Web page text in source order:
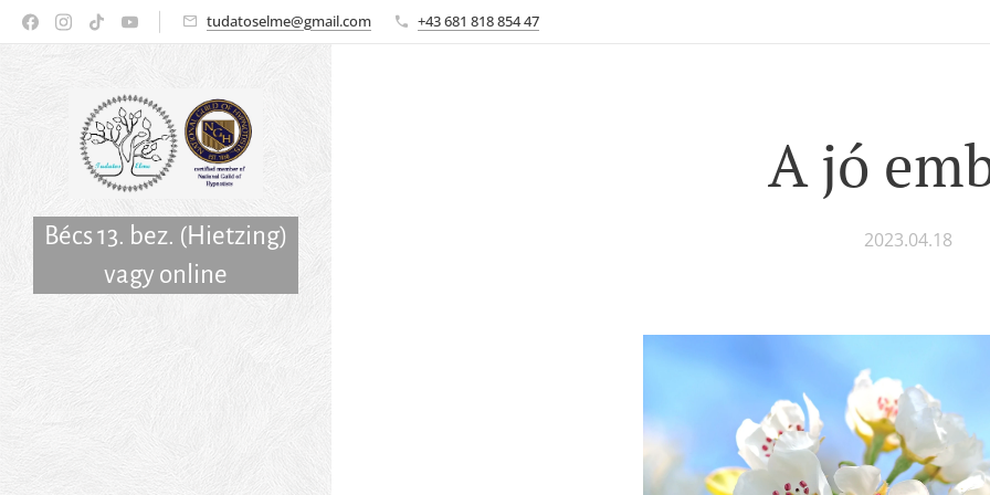
tudatoselme@gmail.com +43 681 818 854 47
Bécs 13. bez. (Hietzing)
vagy online
A jó
2023.04.18